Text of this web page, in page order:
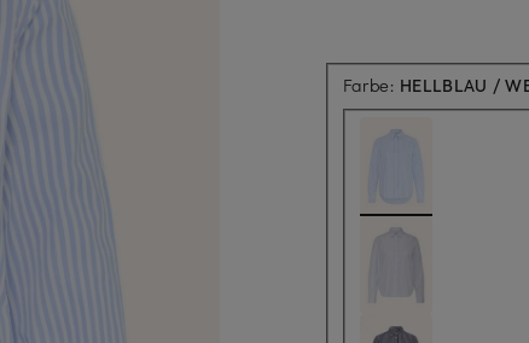
Farbe: HELLBLAU /